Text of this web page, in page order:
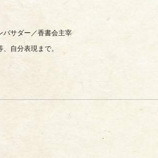
バサダー／香書会主宰
自分表現まで。